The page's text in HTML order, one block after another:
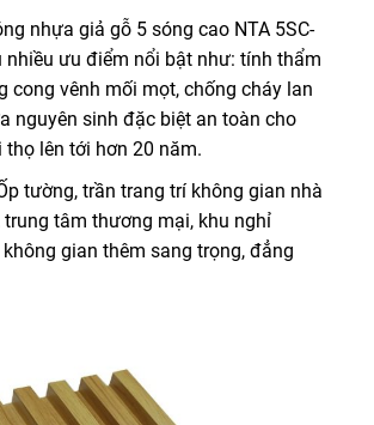
nhựa giả gỗ 5 sóng cao NTA 5SC-
nhiều ưu điểm nổi bật như: tính thẩm
cong vênh mối mọt, chống cháy lan
nguyên sinh đặc biệt an toàn cho
thọ lên tới hơn 20 năm.
tường, trần trang trí không gian nhà
trung tâm thương mại, khu nghỉ
gian thêm sang trọng, đẳng